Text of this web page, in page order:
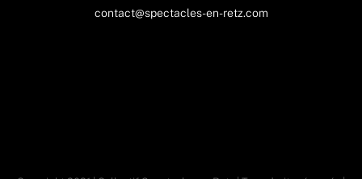
contact@spectacles-en-retz.com